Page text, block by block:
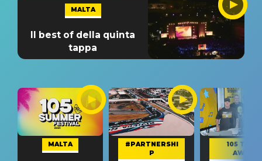
MALTA
Il best of della quinta
tappa
MALTA
#PARTNERSHI
P
105 TAKE
AWAY